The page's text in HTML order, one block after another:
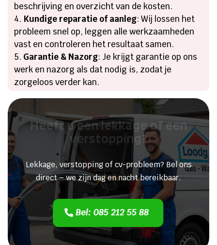
beschrijving en overzicht van de kosten.
Kundige reparatie of aanleg: Wij lossen het
probleem snel op, leggen alle werkzaamheden
vast en controleren het resultaat samen.
Garantie & Nazorg: Je krijgt garantie op ons
werk en nazorg als dat nodig is, zodat je
zorgeloos verder kan.
Heeft u een lekkage of een
verstopping?
Lekkage, verstopping of cv-probleem? Bel ons
direct – we zijn dag en nacht bereikbaar.
Bel: 085 212 55 88